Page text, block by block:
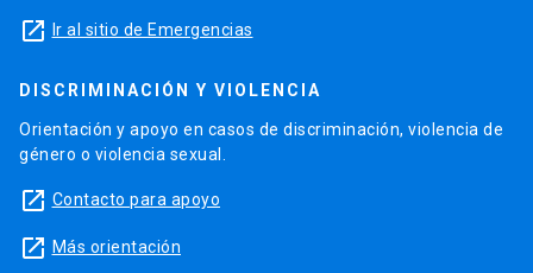
launch Ir al sitio de Emergencias
DISCRIMINACIÓN Y VIOLENCIA
Orientación y apoyo en casos de discriminación, violencia de
género o violencia sexual.
launch Contacto para apoyo
launch Más orientación